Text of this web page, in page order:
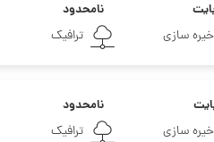
سازی
نامحدود
ترافیک
سازی
نامحدود
ترافیک